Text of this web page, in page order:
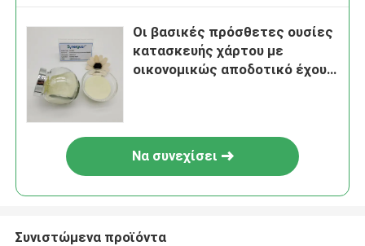
Οι βασικές πρόσθετες ουσίες
κατασκευής χάρτου με
οικονομικώς αποδοτικό έχουν
Να συνεχίσει
Συνιστώμενα προϊόντα